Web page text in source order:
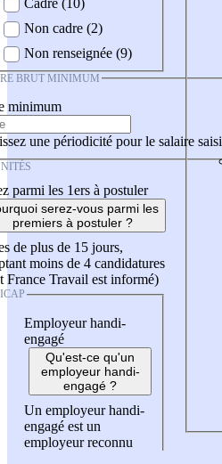
Non cadre (2)
Non renseignée (9)
BRUT MINIMUM
minimum
une périodicité pour le salaire saisi
parmi les 1ers à postuler
serez-vous parmi les
premiers à postuler ?
de plus de 15 jours,
moins de 4 candidatures
France Travail est informé)
Employeur handi-
engagé
Qu'est-ce qu'un
employeur handi-
engagé ?
Un employeur handi-
engagé est un
employeur reconnu